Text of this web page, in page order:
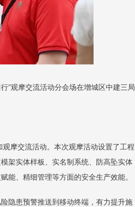
”观摩交流活动分会场在增城区中建三局
摩交流活动。本次观摩活动设置了工程
架实体样板、实名制系统、防高坠实体
能、精细管理等方面的安全生产效能。
隐患预警推送到移动终端，有力提升施